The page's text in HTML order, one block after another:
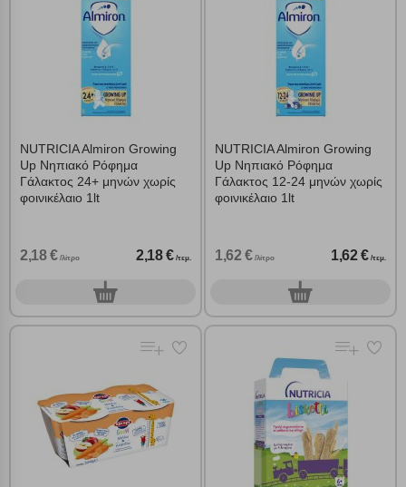
NUTRICIA Almiron Growing
Up Νηπιακό Ρόφημα
Γάλακτος 24+ μηνών χωρίς
φοινικέλαιο 1lt
2,18 € /λίτρο 2,18 € /τεμ.
0τεμ.
NUTRICIA Almiron Growing
Up Νηπιακό Ρόφημα
Γάλακτος 12-24 μηνών χωρίς
φοινικέλαιο 1lt
1,62 € /λίτρο 1,62 € /τεμ.
0τεμ.
Πολλαπλή αναζήτηση
Χρησιμοποιήστε τη για πιο γρήγορη αναζήτηση